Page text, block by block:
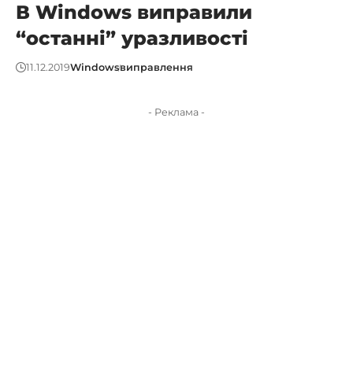
В Windows виправили
“останні” уразливості
11.12.2019Windowsвиправлення
- Реклама -